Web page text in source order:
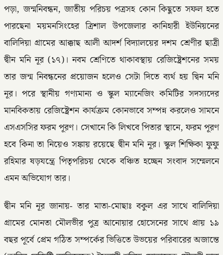
পড়া, জন্মনিবন্ধন, জাতীয় পরিচয় পত্রসহ কোন কিছুতে সফল হতে
পারছেনা ময়মনসিংহের ত্রিশাল উপজেলার কানিহারী ইউনিয়নের
বালিদিয়া গ্রামের আক্কাছ আলী আদর্শ বিদ্যালয়ের দশম শ্রেণীর ছাত্রী
দ্বীন মনি নূর (১৭)। নবম শ্রেণিতে থাকাবস্থায় রেজিষ্ট্রেশনের সময়
তার জন্ম নিবন্ধনের প্রয়োজন হলেও সেটা দিতে ব্যর্থ হয় দ্বিন মনি
নূর। পরে স্থানীয় গণ্যমান্য ও স্কুল ম্যানেজিং কমিটির সদস্যদের
মানবিকতায় রেজিষ্ট্রেশন কার্যক্রম কোনভাবে সম্পন্ন করলেও সামনে
এসএসসির ফরম পূরণ। সেখানে কি লিখবে পিতার স্থানে, ফরম পূরণ
হবে কিনা তা নিয়েও সঙ্কায় রয়েছে দ্বীন মনি নূর। স্কুল শিক্ষিকা ফুফু
রহিমার ষড়যন্ত্রে পিতৃপরিচয় থেকে বঞ্চিত হচ্ছেন সংবাদ সম্মেলনে
এমন অভিযোগ তার।
দ্বীন মনি নূর জানায়- তার মাতা-মোছাঃ বকুল এর সাথে বালিদিয়া
গ্রামের মোনতা মৌলভীর পুত্র আনোয়ার হোসেনের সাথে প্রায় ১৯
বছর পূর্বে প্রেম গঠিত সম্পর্কের ভিত্তিতে উভয়ের পরিবারের অজান্তে